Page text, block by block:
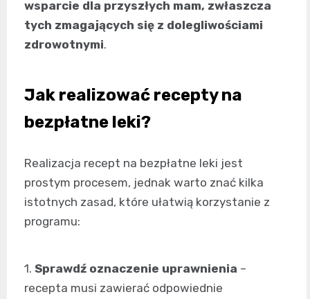
wsparcie dla przyszłych mam, zwłaszcza
tych zmagających się z dolegliwościami
zdrowotnymi.
Jak realizować recepty na
bezpłatne leki?
Realizacja recept na bezpłatne leki jest
prostym procesem, jednak warto znać kilka
istotnych zasad, które ułatwią korzystanie z
programu:
1. Sprawdź oznaczenie uprawnienia –
recepta musi zawierać odpowiednie